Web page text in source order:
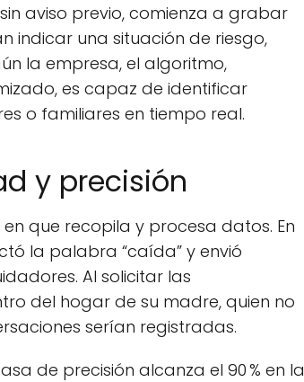
aviso previo, comienza a grabar
indicar una situación de riesgo,
la empresa, el algoritmo,
es capaz de identificar
o familiares en tiempo real.
y precisión
que recopila y procesa datos. En
la palabra “caída” y envió
Al solicitar las
del hogar de su madre, quien no
serían registradas.
de precisión alcanza el 90 % en la